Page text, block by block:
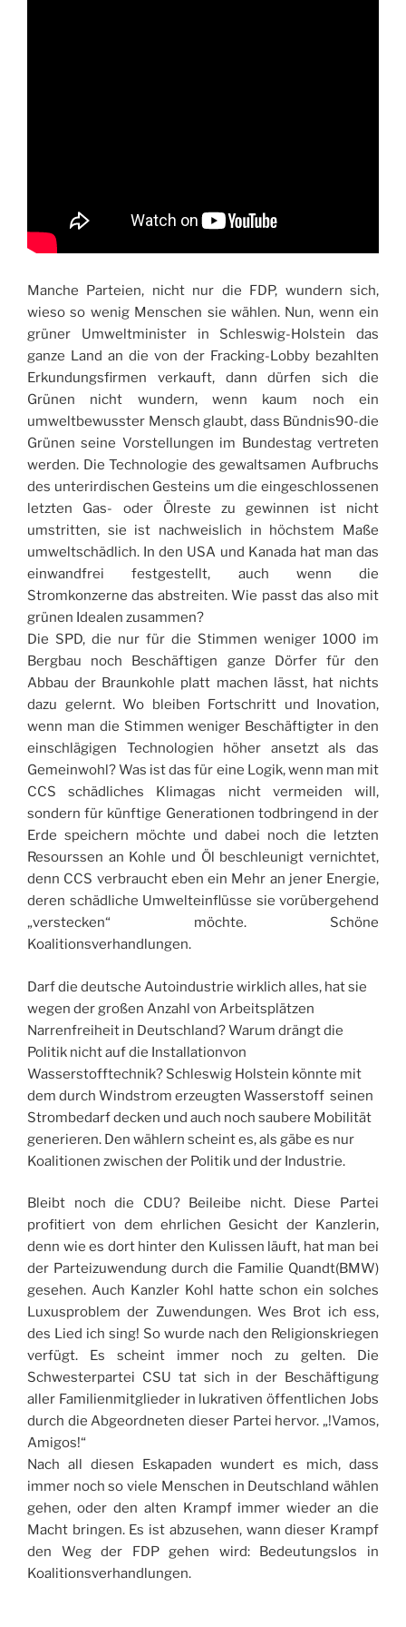
Manche Parteien, nicht nur die FDP, wundern sich,
wieso so wenig Menschen sie wählen. Nun, wenn ein
grüner Umweltminister in Schleswig-Holstein das
ganze Land an die von der Fracking-Lobby bezahlten
Erkundungsfirmen verkauft, dann dürfen sich die
Grünen nicht wundern, wenn kaum noch ein
umweltbewusster Mensch glaubt, dass Bündnis90-die
Grünen seine Vorstellungen im Bundestag vertreten
werden. Die Technologie des gewaltsamen Aufbruchs
des unterirdischen Gesteins um die eingeschlossenen
letzten Gas- oder Ölreste zu gewinnen ist nicht
umstritten, sie ist nachweislich in höchstem Maße
umweltschädlich. In den USA und Kanada hat man das
einwandfrei festgestellt, auch wenn die
Stromkonzerne das abstreiten. Wie passt das also mit
grünen Idealen zusammen?
Die SPD, die nur für die Stimmen weniger 1000 im
Bergbau noch Beschäftigen ganze Dörfer für den
Abbau der Braunkohle platt machen lässt, hat nichts
dazu gelernt. Wo bleiben Fortschritt und Inovation,
wenn man die Stimmen weniger Beschäftigter in den
einschlägigen Technologien höher ansetzt als das
Gemeinwohl? Was ist das für eine Logik, wenn man mit
CCS schädliches Klimagas nicht vermeiden will,
sondern für künftige Generationen todbringend in der
Erde speichern möchte und dabei noch die letzten
Resourssen an Kohle und Öl beschleunigt vernichtet,
denn CCS verbraucht eben ein Mehr an jener Energie,
deren schädliche Umwelteinflüsse sie vorübergehend
„verstecken“ möchte. Schöne
Koalitionsverhandlungen.
Darf die deutsche Autoindustrie wirklich alles, hat sie
wegen der großen Anzahl von Arbeitsplätzen
Narrenfreiheit in Deutschland? Warum drängt die
Politik nicht auf die Installationvon
Wasserstofftechnik? Schleswig Holstein könnte mit
dem durch Windstrom erzeugten Wasserstoff seinen
Strombedarf decken und auch noch saubere Mobilität
generieren. Den wählern scheint es, als gäbe es nur
Koalitionen zwischen der Politik und der Industrie.
Bleibt noch die CDU? Beileibe nicht. Diese Partei
profitiert von dem ehrlichen Gesicht der Kanzlerin,
denn wie es dort hinter den Kulissen läuft, hat man bei
der Parteizuwendung durch die Familie Quandt(BMW)
gesehen. Auch Kanzler Kohl hatte schon ein solches
Luxusproblem der Zuwendungen. Wes Brot ich ess,
des Lied ich sing! So wurde nach den Religionskriegen
verfügt. Es scheint immer noch zu gelten. Die
Schwesterpartei CSU tat sich in der Beschäftigung
aller Familienmitglieder in lukrativen öffentlichen Jobs
durch die Abgeordneten dieser Partei hervor. „!Vamos,
Amigos!“
Nach all diesen Eskapaden wundert es mich, dass
immer noch so viele Menschen in Deutschland wählen
gehen, oder den alten Krampf immer wieder an die
Macht bringen. Es ist abzusehen, wann dieser Krampf
den Weg der FDP gehen wird: Bedeutungslos in
Koalitionsverhandlungen.